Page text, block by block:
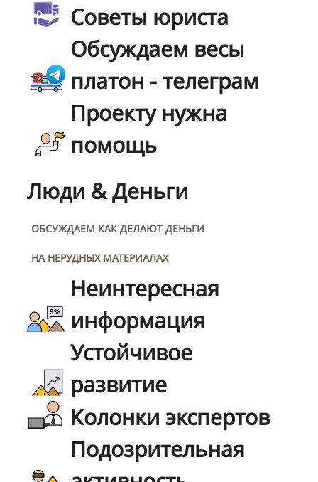
Советы юриста
Обсуждаем весы
платон - телеграм
Проекту нужна
помощь
Люди & Деньги
ОБСУЖДАЕМ КАК ДЕЛАЮТ ДЕНЬГИ
НА НЕРУДНЫХ МАТЕРИАЛАХ
Неинтересная
информация
Устойчивое
развитие
Колонки экспертов
Подозрительная